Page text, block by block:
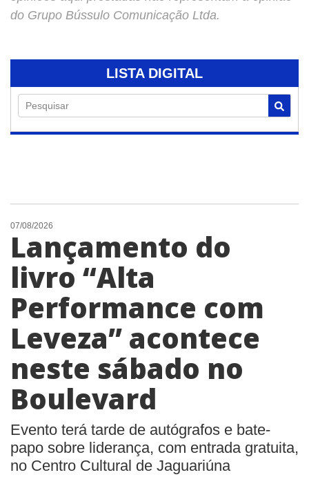
do Grupo Bússulo Comunicação Ltda.
LISTA DIGITAL
Pesquisar
07/08/2026
Lançamento do
livro “Alta
Performance com
Leveza” acontece
neste sábado no
Boulevard
Evento terá tarde de autógrafos e bate-
papo sobre liderança, com entrada gratuita,
no Centro Cultural de Jaguariúna